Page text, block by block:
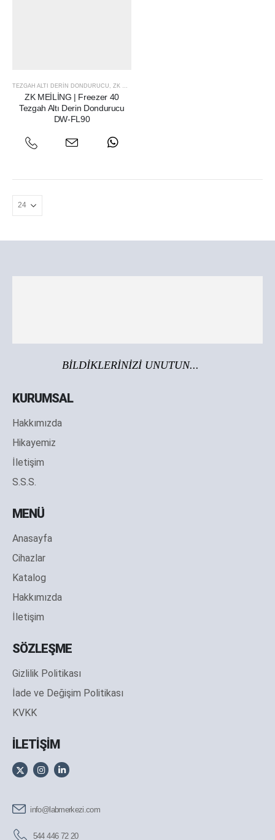
TEZGAH ALTI DERIN DONDURUCU , ZK MEILING
ZK MEİLİNG | Freezer 40
Tezgah Altı Derin Dondurucu
DW-FL90
BİLDİKLERİNİZİ UNUTUN...
KURUMSAL
Hakkımızda
Hikayemiz
İletişim
S.S.S.
MENÜ
Anasayfa
Cihazlar
Katalog
Hakkımızda
İletişim
SÖZLEŞME
Gizlilik Politikası
İade ve Değişim Politikası
KVKK
İLETİŞİM
info@labmerkezi.com
544 446 72 20